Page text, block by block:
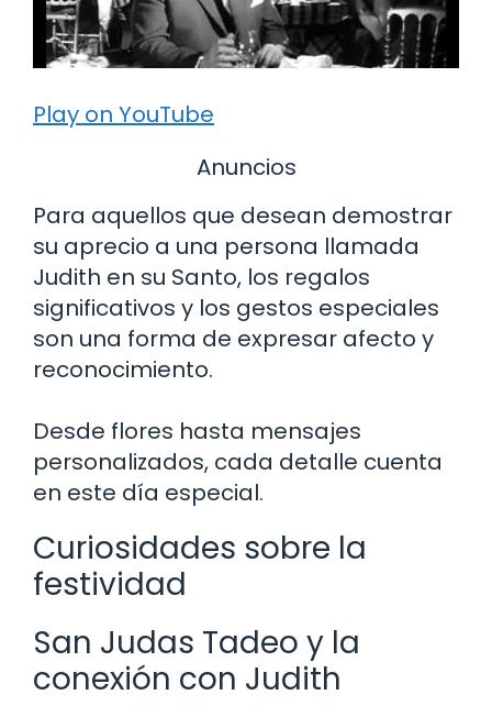
Play on YouTube
Anuncios
Para aquellos que desean demostrar
su aprecio a una persona llamada
Judith en su Santo, los regalos
significativos y los gestos especiales
son una forma de expresar afecto y
reconocimiento.
Desde flores hasta mensajes
personalizados, cada detalle cuenta
en este día especial.
Curiosidades sobre la
festividad
San Judas Tadeo y la
conexión con Judith